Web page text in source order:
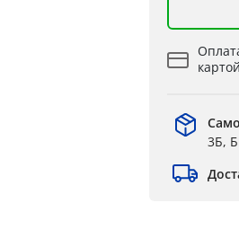
картой
3Б,